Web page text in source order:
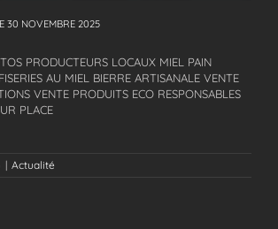
30 NOVEMBRE 2025
PRODUCTEURS LOCAUX MIEL PAIN
AU MIEL BIERRE ARTISANALE VENTE
VENTE PRODUITS ECO RESPONSABLES
PLACE
| Actualité